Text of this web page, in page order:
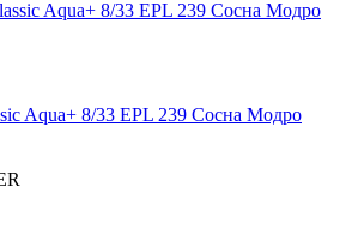
Aqua+ 8/33 EPL 239 Сосна Модро